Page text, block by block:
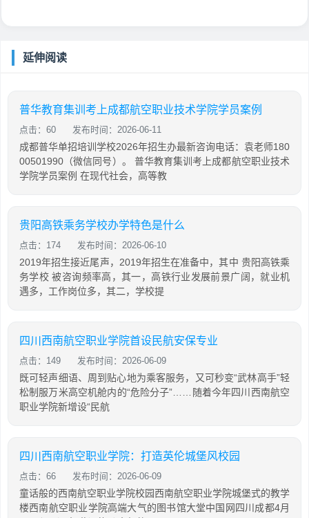
延伸阅读
普华教育集训考上成都航空职业技术学院学员案例
点击：60 发布时间：2026-06-11
成都普华单招培训学校2026年招生办最新咨询电话：袁老师180
00501990（微信同号）。 普华教育集训考上成都航空职业技术
学院学员案例 在现代社会，高等教
贵阳高铁乘务学校办学特色是什么
点击：174 发布时间：2026-06-10
2019年招生接近尾声，2019年招生在准备中，其中 贵阳高铁乘
务学校 被咨询频率高，其一，高铁行业发展前景广阔，就业机
遇多，工作岗位多，其二，学校提
四川西南航空职业学院首设民航安保专业
点击：149 发布时间：2026-06-09
既可轻声细语、周到贴心地为乘客服务，又可秒变“武林高手”轻
松制服万米高空机舱内的“危险分子”……随着今年四川西南航空
职业学院新增设“民航
四川西南航空职业学院：打造英伦城堡风校园
点击：66 发布时间：2026-06-09
童话般的西南航空职业学院校园西南航空职业学院城堡式的教学
楼西南航空职业学院高端大气的图书馆大堂中国网四川成都4月